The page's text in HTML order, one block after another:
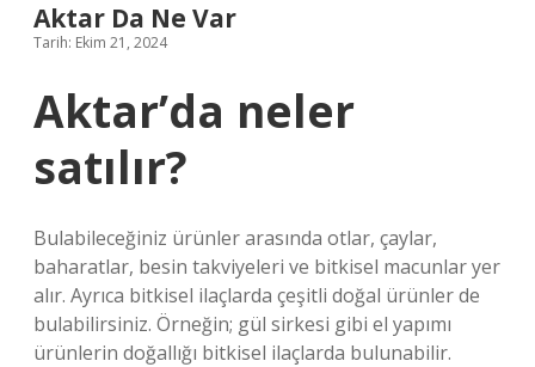
Aktar Da Ne Var
Tarih: Ekim 21, 2024
Aktar’da neler
satılır?
Bulabileceğiniz ürünler arasında otlar, çaylar,
baharatlar, besin takviyeleri ve bitkisel macunlar yer
alır. Ayrıca bitkisel ilaçlarda çeşitli doğal ürünler de
bulabilirsiniz. Örneğin; gül sirkesi gibi el yapımı
ürünlerin doğallığı bitkisel ilaçlarda bulunabilir.